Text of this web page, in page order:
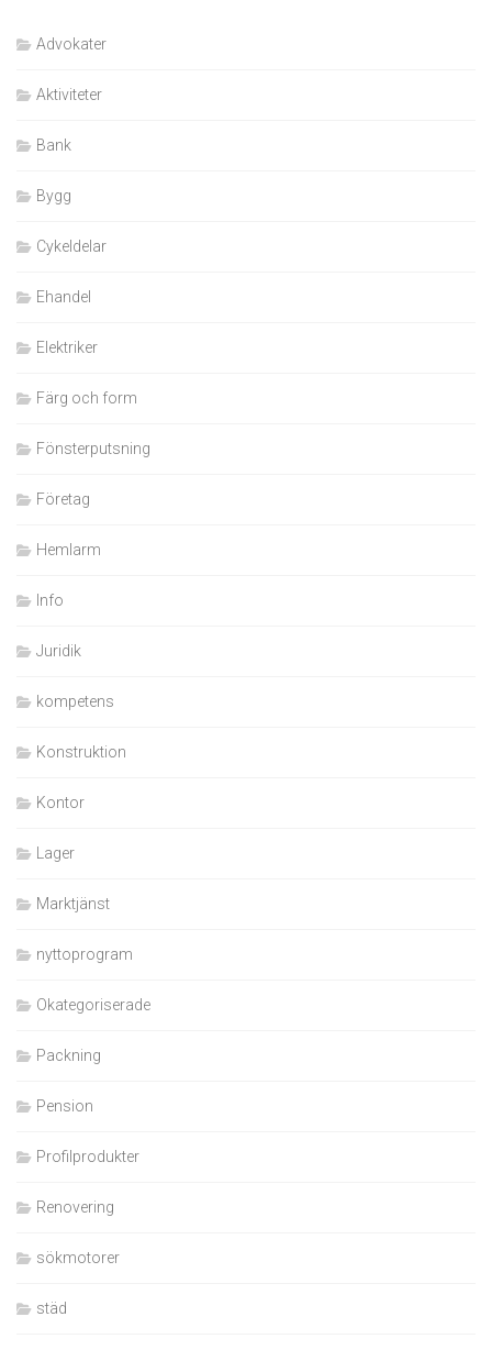
Advokater
Aktiviteter
Bank
Bygg
Cykeldelar
Ehandel
Elektriker
Färg och form
Fönsterputsning
Företag
Hemlarm
Info
Juridik
kompetens
Konstruktion
Kontor
Lager
Marktjänst
nyttoprogram
Okategoriserade
Packning
Pension
Profilprodukter
Renovering
sökmotorer
städ